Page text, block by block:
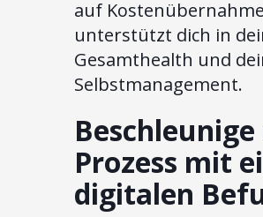
auf
unterstützt dich in
Gesamthealth und
Selbstmanagement.
Beschleunige
Prozess mit
digitalen